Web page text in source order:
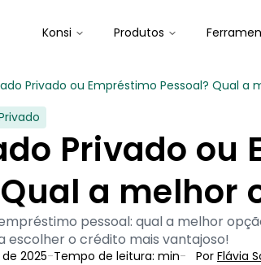
Konsi Produtos
Privado ou Empréstimo Pessoal? Qual a
Privado ou
a melhor
pessoal: qual a melhor
escolher o crédito mais vantajoso!
2025-Tempo de leitura: min- Por Flávia